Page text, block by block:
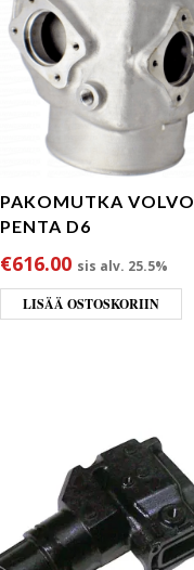
PAKOMUTKA VOLVO
PENTA D6
€616.00 sis alv. 25.5%
LISÄÄ OSTOSKORIIN